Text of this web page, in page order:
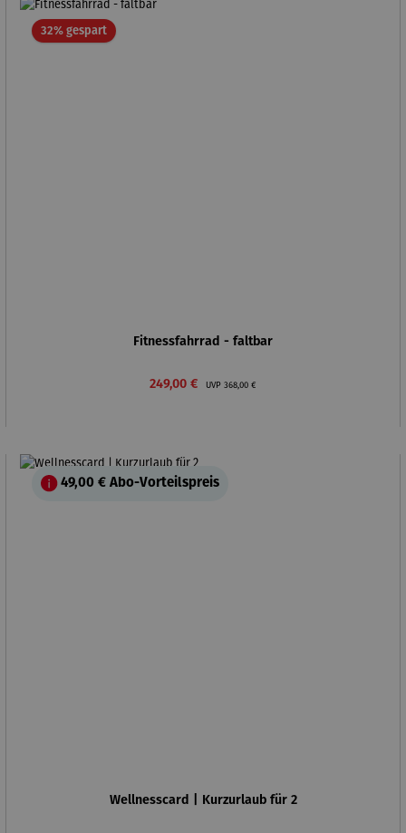
32% gespartRabatt
Fitnessfahrrad - faltbar
Verkaufspreis:
249,00 € UVP Regulärer Preis:
368,00 €
49,00 € Abo-Vorteilspreis
Wellnesscard | Kurzurlaub für 2